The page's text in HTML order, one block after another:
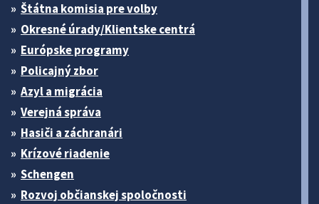
Štátna komisia pre volby
Okresné úrady/Klientske centrá
Európske programy
Policajný zbor
Azyl a migrácia
Verejná správa
Hasiči a záchranári
Krízové riadenie
Schengen
Rozvoj občianskej spoločnosti